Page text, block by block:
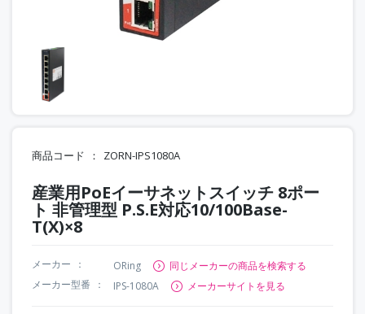
商品コード ZORN-IPS1080A
産業用PoEイーサネットスイッチ 8ポー
ト 非管理型 P.S.E対応10/100Base-
T(X)×8
メーカー ORing
同じメーカーの商品を検索する
メーカー型番
IPS-1080A メーカーサイトを見る